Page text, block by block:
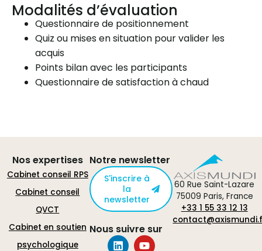
Modalités d’évaluation
Questionnaire de positionnement
Quiz ou mises en situation pour valider les
acquis
Points bilan avec les participants
Questionnaire de satisfaction à chaud
60 Rue Saint-Lazare
75009 Paris, France
+33 1 55 33 12 13
Nos expertises
Cabinet conseil RPS
Cabinet conseil
QVCT
Cabinet en soutien
psychologique
Notre newsletter
S'inscrire à
la
newsletter
Nous suivre sur